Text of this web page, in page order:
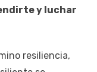
y luchar
resiliencia,